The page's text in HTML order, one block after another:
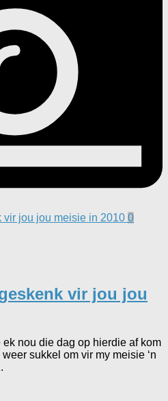
0
vir jou jou
nou die dag op hierdie af kom
sukkel om vir my meisie ‘n